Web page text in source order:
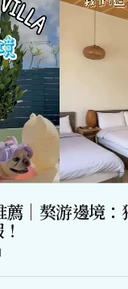
｜獒游邊境：